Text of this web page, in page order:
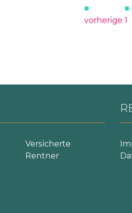
vorherige 1
Versicherte
Rentner